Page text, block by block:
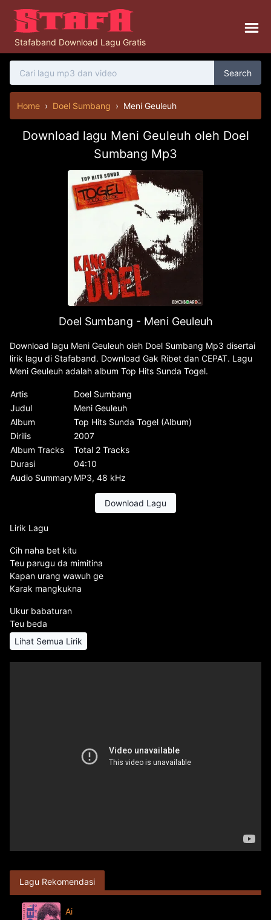
Stafaband Download Lagu Gratis
Search
Home › Doel Sumbang › Meni Geuleuh
Download lagu Meni Geuleuh oleh Doel
Sumbang Mp3
Doel Sumbang - Meni Geuleuh
Download lagu Meni Geuleuh oleh Doel Sumbang Mp3 disertai
lirik lagu di Stafaband. Download Gak Ribet dan CEPAT. Lagu
Meni Geuleuh adalah album Top Hits Sunda Togel.
Artis
Doel Sumbang
Judul
Meni Geuleuh
Album
Top Hits Sunda Togel (Album)
Dirilis
2007
Album Tracks
Total 2 Tracks
Durasi
04:10
Audio SummaryMP3, 48 kHz
Download Lagu
Lirik Lagu
Cih naha bet kitu
Teu parugu da mimitina
Kapan urang wawuh ge
Karak mangkukna
Ukur babaturan
Teu beda
Lihat Semua Lirik
Lagu Rekomendasi
Ai